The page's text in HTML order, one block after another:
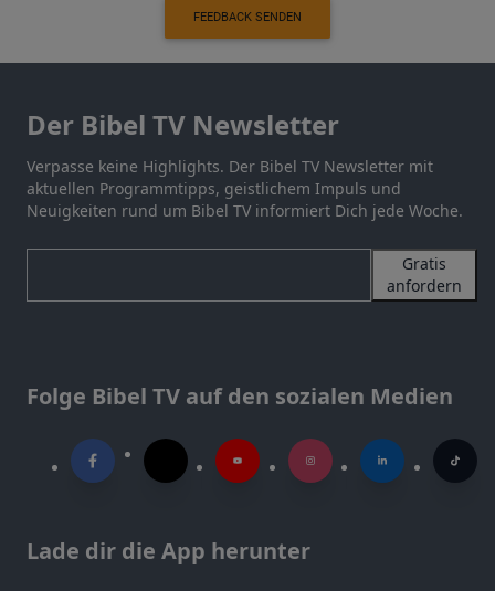
FEEDBACK SENDEN
Der Bibel TV Newsletter
Verpasse keine Highlights. Der Bibel TV Newsletter mit
aktuellen Programmtipps, geistlichem Impuls und
Neuigkeiten rund um Bibel TV informiert Dich jede Woche.
Gratis
anfordern
Folge Bibel TV auf den sozialen Medien
Lade dir die App herunter